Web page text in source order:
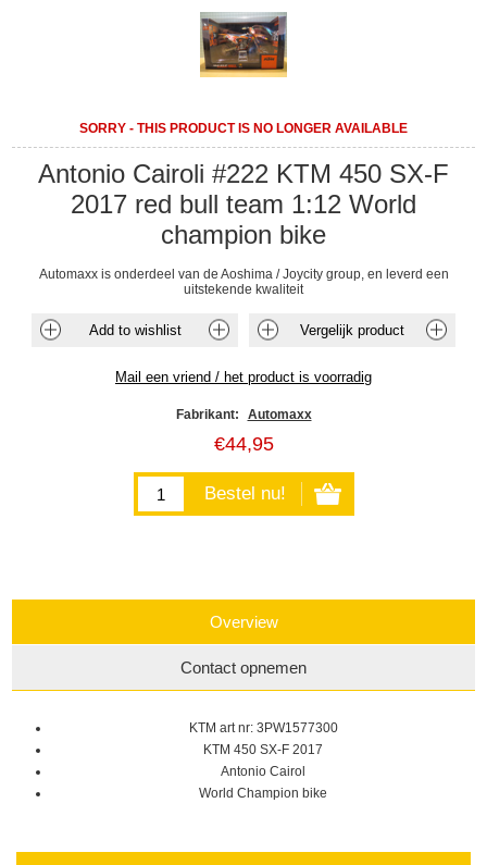
SORRY - THIS PRODUCT IS NO LONGER AVAILABLE
Antonio Cairoli #222 KTM 450 SX-F
2017 red bull team 1:12 World
champion bike
Automaxx is onderdeel van de Aoshima / Joycity group, en leverd een
uitstekende kwaliteit
Fabrikant: Automaxx
€44,95
Overview
Contact opnemen
KTM art nr: 3PW1577300
KTM 450 SX-F 2017
Antonio Cairol
World Champion bike